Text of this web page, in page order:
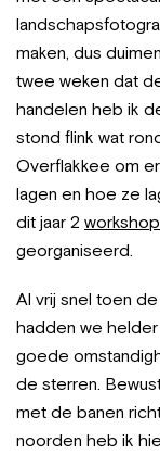
maken, dus
twee weken dat
handelen heb ik
stond flink wat
Overflakkee om
lagen en hoe ze
dit jaar 2
georganiseerd.
Al vrij snel toen
hadden we
goede
de sterren.
met de banen
noorden heb ik